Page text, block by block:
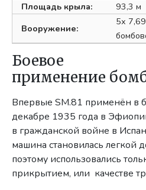
Площадь крыла:
93,3 м
Вооружение:
5х
Боевое
применение
Впервые SM.81 применён в
декабре 1935 года в
в гражданской войне в
машина становилась легкой
поэтому использовались
прикрытием, или качестве